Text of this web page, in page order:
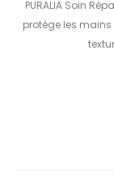
PURALIA Soin
protège les